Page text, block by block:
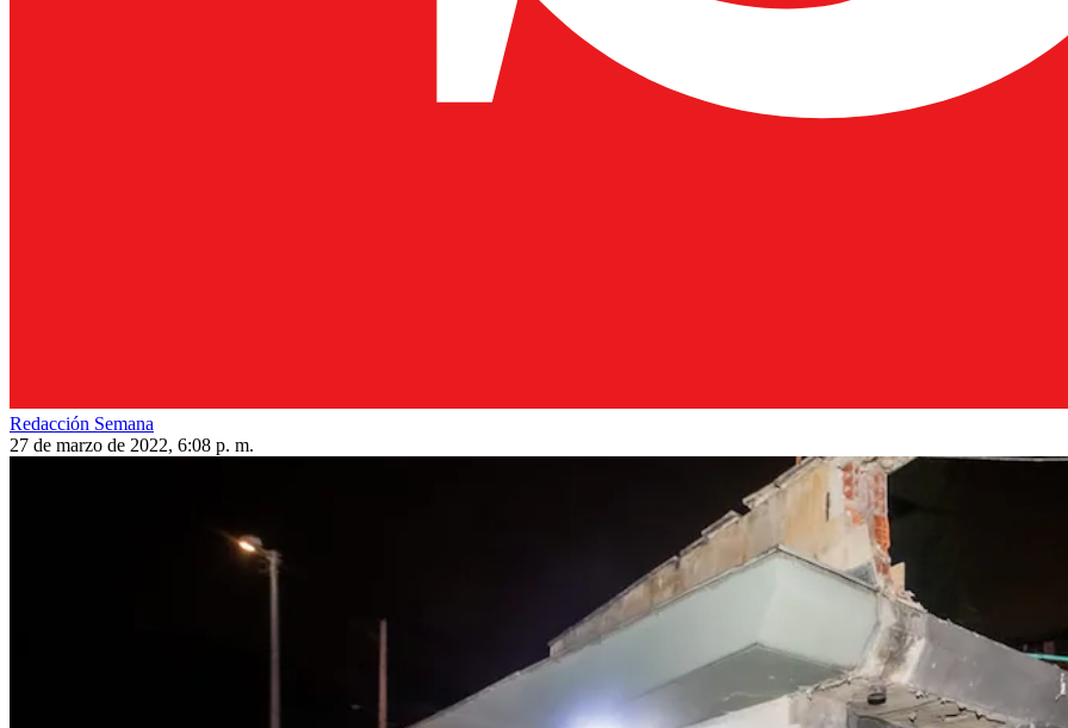
Redacción Semana
27 de marzo de 2022, 6:08 p. m.